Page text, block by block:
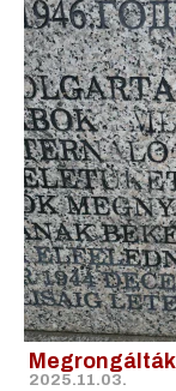
2025.11.03.